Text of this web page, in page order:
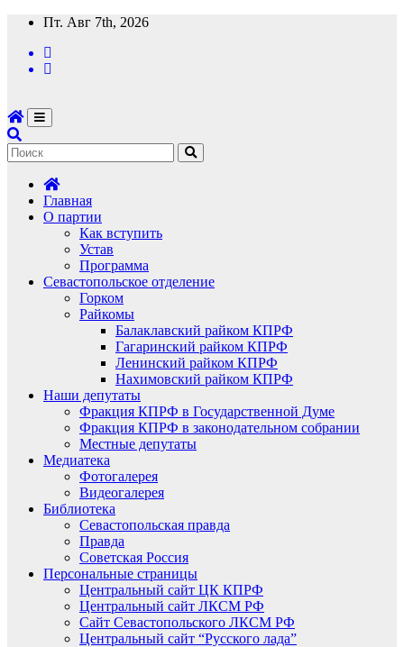
Перейти
содержимому
Пт. Авг 7th, 2026
Главная
О партии
Как вступить
Устав
Программа
Севастопольское отделение
Горком
Райкомы
Балаклавский райком КПРФ
Гагаринский райком КПРФ
Ленинский райком КПРФ
Нахимовский райком КПРФ
Наши депутаты
Фракция КПРФ в Государственной Думе
Фракция КПРФ в законодательном собрании
Местные депутаты
Медиатека
Фотогалерея
Видеогалерея
Библиотека
Севастопольская правда
Правда
Советская Россия
Персональные страницы
Центральный сайт ЦК КПРФ
Центральный сайт ЛКСМ РФ
Сайт Севастопольского ЛКСМ РФ
Центральный сайт “Русского лада”